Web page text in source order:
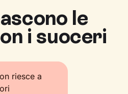
le
i suoceri
riesce a